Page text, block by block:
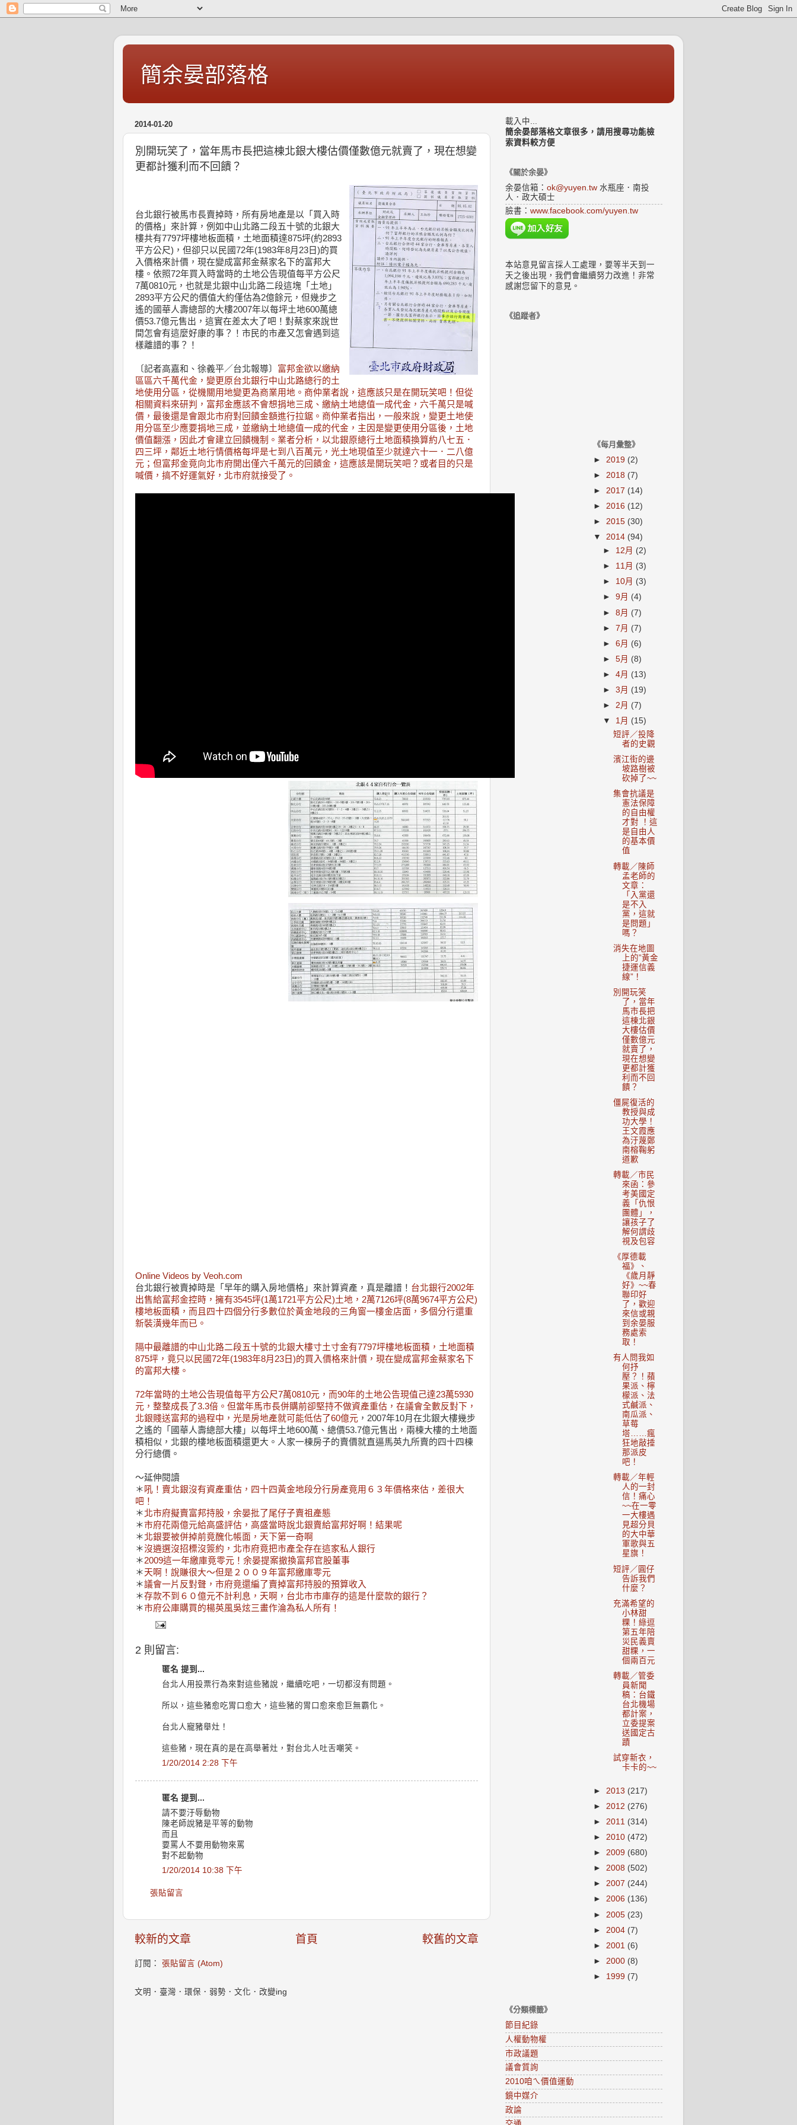
簡余晏部落格
2014-01-20
別開玩笑了，當年馬市長把這棟北銀大樓估價僅數億元就賣了，現在想變
更都計獲利而不回饋？
台北銀行被馬市長賣掉時，所有房地產是以「買入時
的價格」來計算，例如中山北路二段五十號的北銀大
樓共有7797坪樓地板面積，土地面積達875坪(約2893
平方公尺)，但卻只以民國72年(1983年8月23日)的買
入價格來計價，現在變成富邦金蔡家名下的富邦大
樓。依照72年買入時當時的土地公告現值每平方公尺
7萬0810元，也就是北銀中山北路二段這塊「土地」
2893平方公尺的價值大約僅估為2億餘元，但幾步之
遙的國華人壽總部的大樓2007年以每坪土地600萬總
價53.7億元售出，這實在差太大了吧！對蔡家來說世
間怎會有這麼好康的事？！市民的市產又怎會遇到這
樣離譜的事？！
〔記者高嘉和、徐義平／台北報導〕 富邦金欲以繳納
區區六千萬代金，變更原台北銀行中山北路總行的土
地使用分區，從機關用地變更為商業用地。商仲業者說，這應該只是在開玩笑吧！但從
相關資料來研判，富邦金應該不會想捐地三成、繳納土地總值一成代金，六千萬只是喊
價，最後還是會跟北市府對回饋金額進行拉鋸。商仲業者指出，一般來說，變更土地使
用分區至少應要捐地三成，並繳納土地總值一成的代金，主因是變更使用分區後，土地
價值翻漲，因此才會建立回饋機制。業者分析，以北銀原總行土地面積換算約八七五．
四三坪，鄰近土地行情價格每坪是七到八百萬元，光土地現值至少就達六十一．二八億
元；但富邦金竟向北市府開出僅六千萬元的回饋金，這應該是開玩笑吧？或者目的只是
喊價，搞不好運氣好，北市府就接受了。
Online Videos by Veoh.com
台北銀行被賣掉時是「早年的購入房地價格」來計算資產，真是離譜！ 台北銀行2002年
出售給富邦金控時，擁有3545坪(1萬1721平方公尺)土地，2萬7126坪(8萬9674平方公尺)
樓地板面積，而且四十四個分行多數位於黃金地段的三角窗一樓金店面，多個分行還重
新裝潢幾年而已。
隔中最離譜的中山北路二段五十號的北銀大樓寸土寸金有7797坪樓地板面積，土地面積
875坪，竟只以民國72年(1983年8月23日)的買入價格來計價，現在變成富邦金蔡家名下
的富邦大樓。
72年當時的土地公告現值每平方公尺7萬0810元，而90年的土地公告現值己達23萬5930
元，整整成長了3.3倍。但當年馬市長併購前卻堅持不做資產重估，在議會全數反對下，
北銀賤送富邦的過程中，光是房地產就可能低估了60億元 ，2007年10月在北銀大樓幾步
之遙的「國華人壽總部大樓」以每坪土地600萬、總價53.7億元售出，兩棟大樓的土地面
積相似，北銀的樓地板面積還更大。人家一棟房子的賣價就直逼馬英九所賣的四十四棟
分行總價。
～延伸閱讀
＊ 吼！賣北銀沒有資產重估，四十四黃金地段分行房產竟用６３年價格來估，差很大
吧！
＊北市府擬賣富邦持股，余晏批了尾仔子賣祖產態
＊市府花兩億元給高盛評估，高盛當時說北銀賣給富邦好啊！結果呢
＊北銀要被併掉前竟醜化帳面，天下第一奇啊
＊沒遴選沒招標沒簽約，北市府竟把市產全存在這家私人銀行
＊2009這一年繳庫竟零元！余晏提案撤換富邦官股董事
＊天啊！說賺很大～但是２００９年富邦繳庫零元
＊議會一片反對聲，市府竟還編了賣掉富邦持股的預算收入
＊存款不到６０億元不計利息，天啊，台北市市庫存的這是什麼款的銀行？
＊市府公庫購買的楊英風吳炫三畫作淪為私人所有！
2 則留言:
匿名 提到...
台北人用投票行為來對這些豬說，繼續吃吧，一切都沒有問題。
所以，這些豬愈吃胃口愈大，這些豬的胃口愈來愈巨無霸化。
台北人寵豬舉灶！
這些豬，現在真的是在高舉著灶，對台北人吐舌嘲笑。
1/20/2014 2:28 下午
匿名 提到...
請不要汙辱動物
陳老師說豬是平等的動物
而且
要罵人不要用動物來罵
對不起動物
1/20/2014 10:38 下午
張貼留言
較新的文章 較舊的文章
首頁
訂閱： 張貼留言 (Atom)
文明．臺灣．環保．弱勢．文化．改變ing
載入中...
簡余晏部落格文章很多，請用搜尋功能檢
索資料較方便
《關於余晏》
余晏信箱： ok@yuyen.tw 水瓶座．南投
人．政大碩士
臉書： www.facebook.com/yuyen.tw
本站意見留言採人工處理，要等半天到一
天之後出現，我們會繼續努力改進！非常
感謝您留下的意見。
《追蹤者》
《每月彙整》
► 2019 (2)
► 2018 (7)
► 2017 (14)
► 2016 (12)
► 2015 (30)
▼ 2014 (94)
► 12月 (2)
► 11月 (3)
► 10月 (3)
►9月 (4)
►8月 (7)
►7月 (7)
►6月 (6)
►5月 (8)
►4月 (13)
►3月 (19)
►2月 (7)
▼ 1月 (15)
短評／投降
者的史觀
濱江街的邊
坡路樹被
砍掉了~~
集會抗議是
憲法保障
的自由權
才對 ！這
是自由人
的基本價
值
轉載／陳師
孟老師的
文章：
「入黨還
是不入
黨，這就
是問題」
嗎？
消失在地圖
上的”黃金
捷運信義
線”！
別開玩笑
了，當年
馬市長把
這棟北銀
大樓估價
僅數億元
就賣了，
現在想變
更都計獲
利而不回
饋？
僵屍復活的
教授與成
功大學！
王文霞應
為汙蔑鄭
南榕鞠躬
道歉
轉載／市民
來函：參
考美國定
義「仇恨
團體」，
讓孩子了
解何謂歧
視及包容
《厚德載
福》、
《歲月靜
好》~~春
聯印好
了，歡迎
來信或親
到余晏服
務處索
取！
有人問我如
何抒
壓？！蘋
果派、檸
檬派、法
式鹹派、
南瓜派、
草莓
塔……瘋
狂地敲捶
那派皮
吧！
轉載／年輕
人的一封
信！痛心
~~在一零
一大樓遇
見超分貝
的大中華
軍歌與五
星旗！
短評／圓仔
告訴我們
什麼？
充滿希望的
小林甜
粿！綠逗
第五年陪
災民義賣
甜粿，一
個兩百元
轉載／管委
員新聞
稿：台鐵
台北機場
都計案，
立委提案
送國定古
蹟
試穿新衣，
卡卡的~~
► 2013 (217)
► 2012 (276)
► 2011 (314)
► 2010 (472)
► 2009 (680)
► 2008 (502)
► 2007 (244)
► 2006 (136)
► 2005 (23)
► 2004 (7)
► 2001 (6)
► 2000 (8)
► 1999 (7)
《分類標籤》
節目紀錄
人權動物權
市政議題
議會質詢
2010咱ㄟ價值運動
鏡中媒介
政論